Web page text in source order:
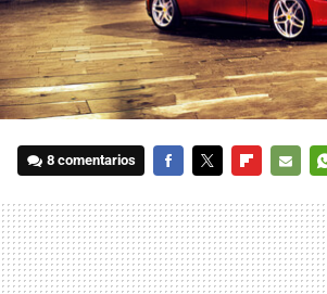
8 comentarios
MAIL